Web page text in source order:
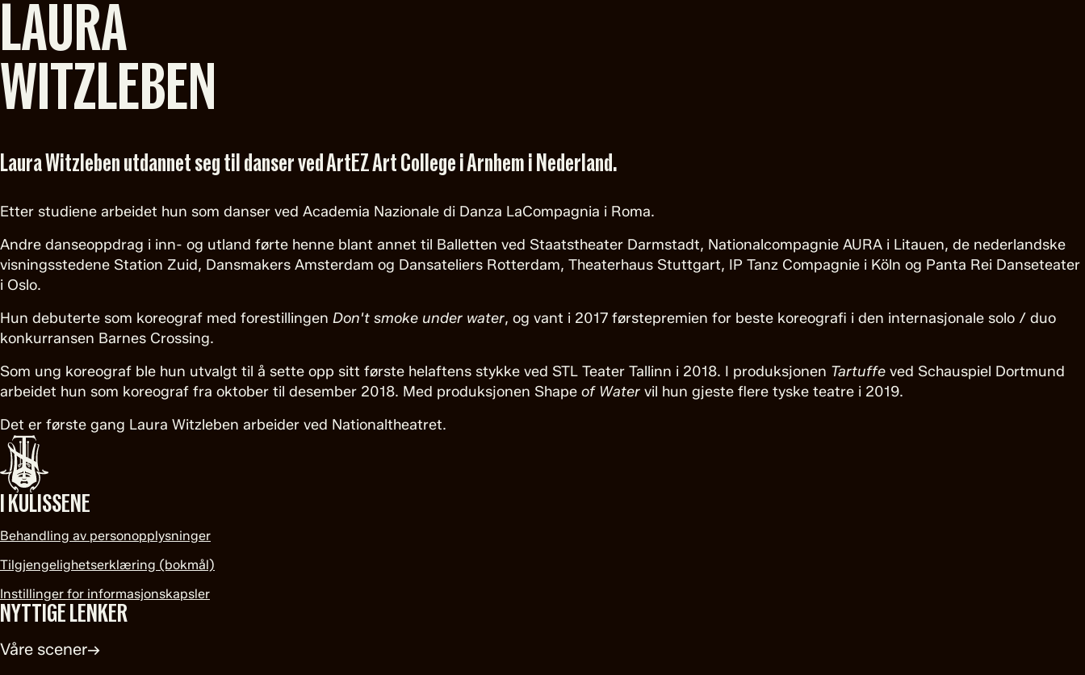
LAURA
WITZLEBEN
Laura Witzleben utdannet seg til danser ved ArtEZ Art College i Arnhem i Nederland.
Etter studiene arbeidet hun som danser ved Academia Nazionale di Danza LaCompagnia i Roma.
Andre danseoppdrag i inn- og utland førte henne blant annet til Balletten ved Staatstheater Darmstadt, Nationalcompagnie AURA i Litauen, de nederlandske
visningsstedene Station Zuid, Dansmakers Amsterdam og Dansateliers Rotterdam, Theaterhaus Stuttgart, IP Tanz Compagnie i Köln og Panta Rei Danseteater
i Oslo.
Hun debuterte som koreograf med forestillingen Don't smoke under water, og vant i 2017 førstepremien for beste koreografi i den internasjonale solo / duo
konkurransen Barnes Crossing.
Som ung koreograf ble hun utvalgt til å sette opp sitt første helaftens stykke ved STL Teater Tallinn i 2018. I produksjonen Tartuffe ved Schauspiel Dortmund
arbeidet hun som koreograf fra oktober til desember 2018. Med produksjonen Shape of Water vil hun gjeste flere tyske teatre i 2019.
Det er første gang Laura Witzleben arbeider ved Nationaltheatret.
I KULISSENE
Behandling av personopplysninger
Tilgjengelighetserklæring (bokmål)
Instillinger for informasjonskapsler
NYTTIGE LENKER
Våre scener→